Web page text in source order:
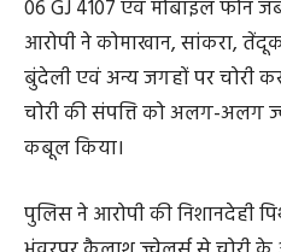
32,38,900 रुपए
आरोपी के कब्जे से सोने के जेवरात,
06 GJ 4107 एवं मोबाइल फोन
आरोपी ने कोमाखान, सांकरा,
बुंदेली एवं अन्य जगहों पर चोरी
चोरी की संपत्ति को अलग-अलग
कबूल किया।